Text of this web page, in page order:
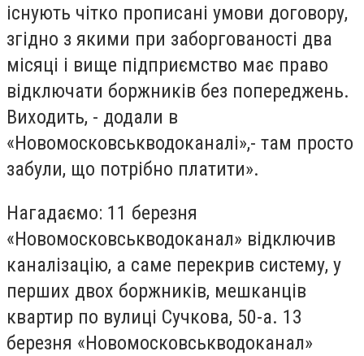
існують чітко прописані умови договору,
згідно з якими при заборгованості два
місяці і вище підприємство має право
відключати боржників без попереджень.
Виходить, - додали в
«Новомосковськводоканалі»,- там просто
забули, що потрібно платити».
Нагадаємо: 11 березня
«Новомосковськводоканал» відключив
каналізацію, а саме перекрив систему, у
перших двох боржників, мешканців
квартир по вулиці Сучкова, 50-а. 13
березня «Новомосковськводоканал»